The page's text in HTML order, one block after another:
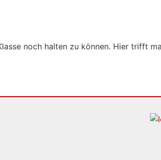
noch halten zu können. Hier trifft